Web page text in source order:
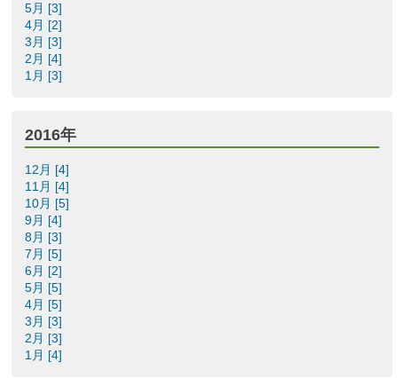
5月 [3]
4月 [2]
3月 [3]
2月 [4]
1月 [3]
2016年
12月 [4]
11月 [4]
10月 [5]
9月 [4]
8月 [3]
7月 [5]
6月 [2]
5月 [5]
4月 [5]
3月 [3]
2月 [3]
1月 [4]